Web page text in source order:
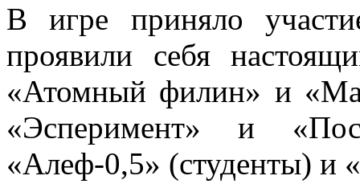
В игре приняло
проявили себя
«Атомный филин» и
«Эсперимент» и
«Алеф-0,5» (студенты) и